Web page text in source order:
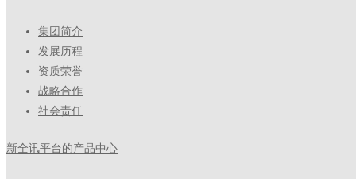
集团简介
发展历程
资质荣誉
战略合作
社会责任
新全讯平台的产品中心